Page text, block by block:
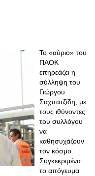
Το «αύριο» του
ΠΑΟΚ
επηρεάζει η
σύλληψη του
Γιώργου
Σαχπατζίδη, με
τους ιθύνοντες
του συλλόγου
να
καθησυχάζουν
τον κόσμο
Συγκεκριμένα
το απόγευμα